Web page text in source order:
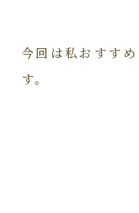
今回は私おすす
す。